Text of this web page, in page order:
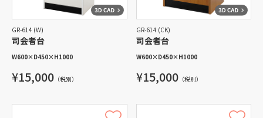
GR-614 (W)
司会者台
W600× D450× H1000
¥15,000 （税別）
GR-614 (CK)
司会者台
W600× D450× H1000
¥15,000（税別）